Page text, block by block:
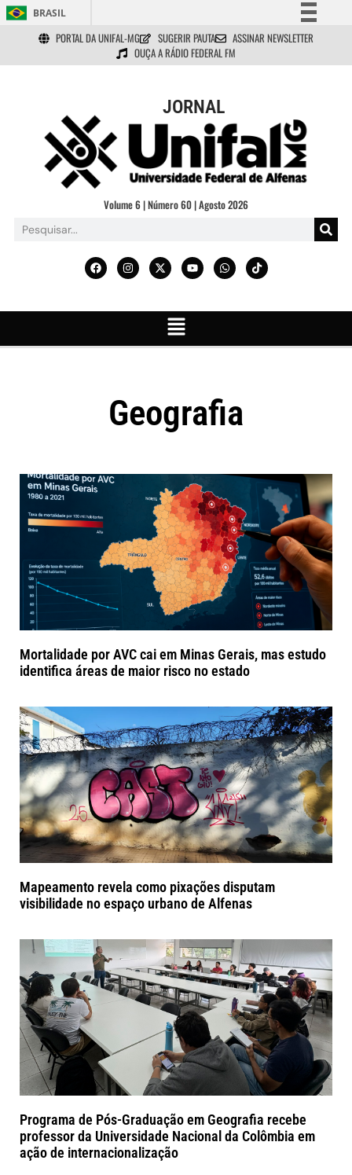
BRASIL
Simplifique!
Comunica BR
Acesso à informação
Legislação
Canais
PORTAL DA UNIFAL-MG SUGERIR PAUTA
ASSINAR NEWSLETTER
OUÇA A RÁDIO FEDERAL FM
JORNAL
Volume 6 | Número 60 | Agosto 2026
Geografia
Mortalidade por AVC cai em Minas Gerais, mas estudo
identifica áreas de maior risco no estado
Mapeamento revela como pixações disputam
visibilidade no espaço urbano de Alfenas
Programa de Pós-Graduação em Geografia recebe
professor da Universidade Nacional da Colômbia em
ação de internacionalização